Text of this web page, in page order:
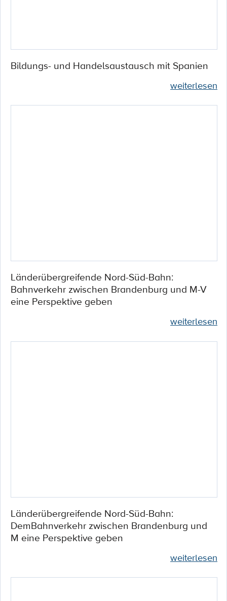
Bildungs- und Handelsaustausch mit Spanien
weiterlesen
Länderübergreifende Nord-Süd-Bahn:
Bahnverkehr zwischen Brandenburg und M-V
eine Perspektive geben
weiterlesen
Länderübergreifende Nord-Süd-Bahn:
DemBahnverkehr zwischen Brandenburg und
M eine Perspektive geben
weiterlesen